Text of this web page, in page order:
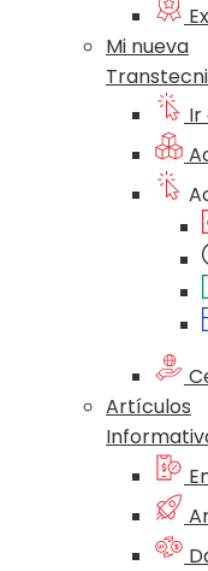
Mi nueva
Ir
Artículos